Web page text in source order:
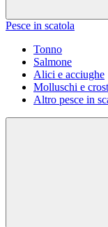
Pesce in scatola
Tonno
Salmone
Alici e acciughe
Molluschi e
Altro pesce in